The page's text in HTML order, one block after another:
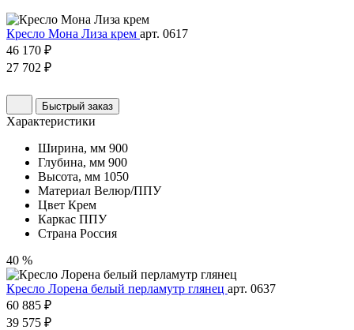
Кресло Мона Лиза крем арт. 0617
46 170 ₽
27 702 ₽
Быстрый заказ
Характеристики
Ширина, мм 900
Глубина, мм 900
Высота, мм 1050
Материал Велюр/ППУ
Цвет Крем
Каркас ППУ
Страна Россия
40 %
Кресло Лорена белый перламутр глянец арт. 0637
60 885 ₽
39 575 ₽